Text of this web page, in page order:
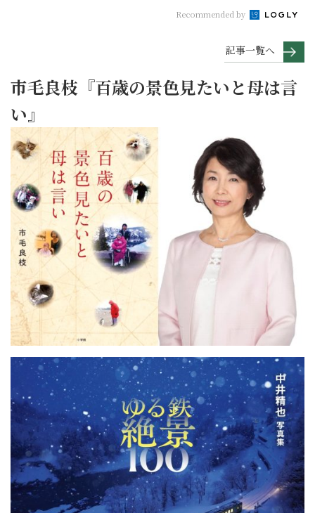
Recommended by
記事一覧へ
市毛良枝『百歳の景色見たいと母は言
い』